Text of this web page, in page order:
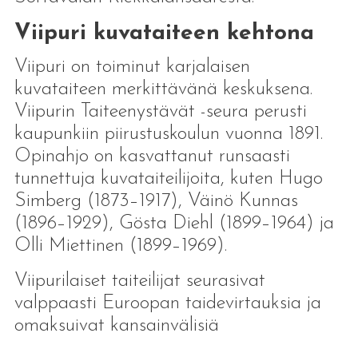
Viipuri kuvataiteen kehtona
Viipuri on toiminut karjalaisen
kuvataiteen merkittävänä keskuksena.
Viipurin Taiteenystävät -seura perusti
kaupunkiin piirustuskoulun vuonna 1891.
Opinahjo on kasvattanut runsaasti
tunnettuja kuvataiteilijoita, kuten Hugo
Simberg (1873–1917), Väinö Kunnas
(1896–1929), Gösta Diehl (1899–1964) ja
Olli Miettinen (1899–1969).
Viipurilaiset taiteilijat seurasivat
valppaasti Euroopan taidevirtauksia ja
omaksuivat kansainvälisiä